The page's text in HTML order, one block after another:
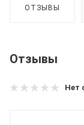
ОТЗЫВЫ
Отзывы
Нет